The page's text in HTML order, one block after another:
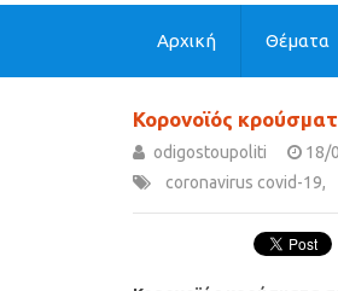
Αρχική Θέματα
Κορονοϊός
odigostoupoliti 18/
coronavirus covid-19,